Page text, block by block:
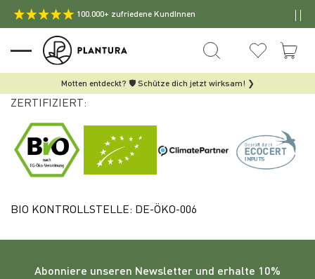
100.000+ zufriedene KundInnen
Motten entdeckt? 🛡️ Schütze dich jetzt wirksam! ❯
ZERTIFIZIERT:
BIO KONTROLLSTELLE: DE-ÖKO-006
Abonniere unseren Newsletter und erhalte 10%